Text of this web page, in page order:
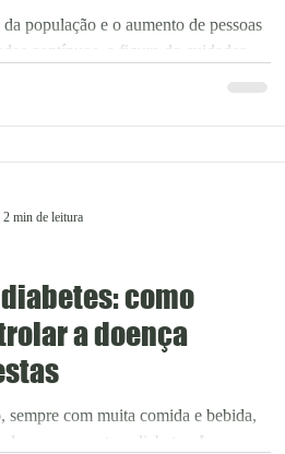
população e o aumento de pessoas
contínuos, a figura do cuidador
saúde mental de quem cuida, muitas
‘Síndrome do Cuidador’ ou
como
a doença
sempre com muita comida e bebida,
para quem tem diabetes. Isso,
2 min de leitura